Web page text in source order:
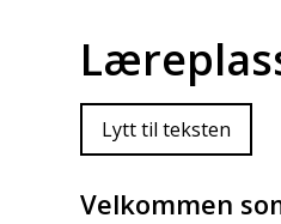
Lytt til teksten
Velkommen